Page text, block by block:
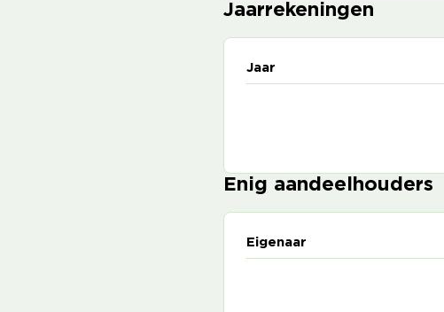
Jaarrekeningen
Jaar
Enig aandeelhouders
Eigenaar